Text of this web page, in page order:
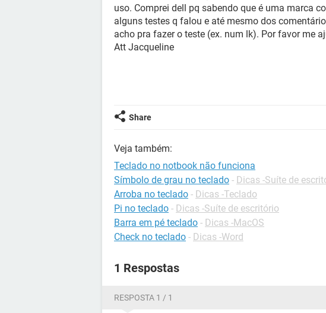
uso. Comprei dell pq sabendo que é uma marca
alguns testes q falou e até mesmo dos
acho pra fazer o teste (ex. num lk). Por favor me
Att Jacqueline
Share
Veja também:
Teclado no notbook não funciona
Símbolo de grau no teclado - Dicas -Suíte de
Arroba no teclado - Dicas -Teclado
Pi no teclado - Dicas -Suíte de escritório
Barra em pé teclado - Dicas -MacOS
Check no teclado - Dicas -Word
1 Respostas
RESPOSTA 1 / 1